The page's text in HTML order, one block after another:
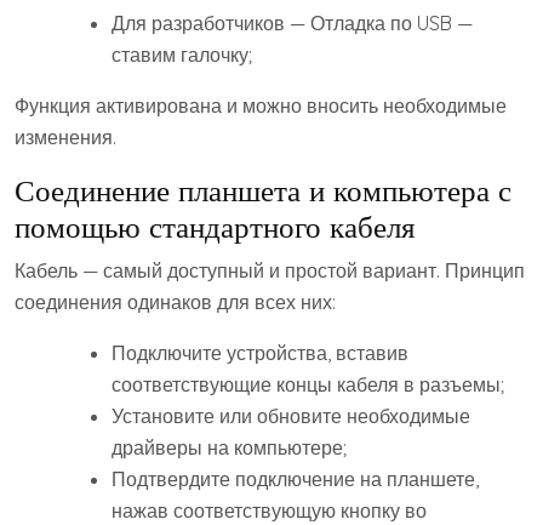
Для разработчиков — Отладка по USB —
ставим галочку;
Функция активирована и можно вносить необходимые
изменения.
Соединение планшета и компьютера с
помощью стандартного кабеля
Кабель — самый доступный и простой вариант. Принцип
соединения одинаков для всех них:
Подключите устройства, вставив
соответствующие концы кабеля в разъемы;
Установите или обновите необходимые
драйверы на компьютере;
Подтвердите подключение на планшете,
нажав соответствующую кнопку во